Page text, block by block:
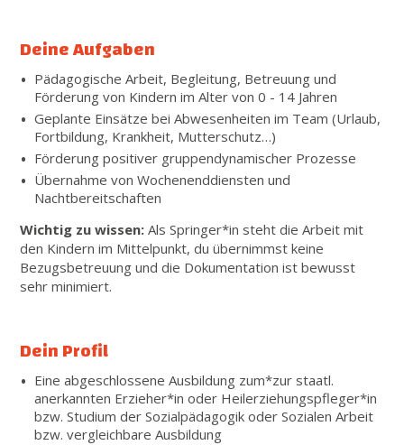
Deine Aufgaben
Pädagogische Arbeit, Begleitung, Betreuung und
Förderung von Kindern im Alter von 0 - 14 Jahren
Geplante Einsätze bei Abwesenheiten im Team (Urlaub,
Fortbildung, Krankheit, Mutterschutz…)
Förderung positiver gruppendynamischer Prozesse
Übernahme von Wochenenddiensten und
Nachtbereitschaften
Wichtig zu wissen: Als Springer*in steht die Arbeit mit
den Kindern im Mittelpunkt, du übernimmst keine
Bezugsbetreuung und die Dokumentation ist bewusst
sehr minimiert.
Dein Profil
Eine abgeschlossene Ausbildung zum*zur staatl.
anerkannten Erzieher*in oder Heilerziehungspfleger*in
bzw. Studium der Sozialpädagogik oder Sozialen Arbeit
bzw. vergleichbare Ausbildung